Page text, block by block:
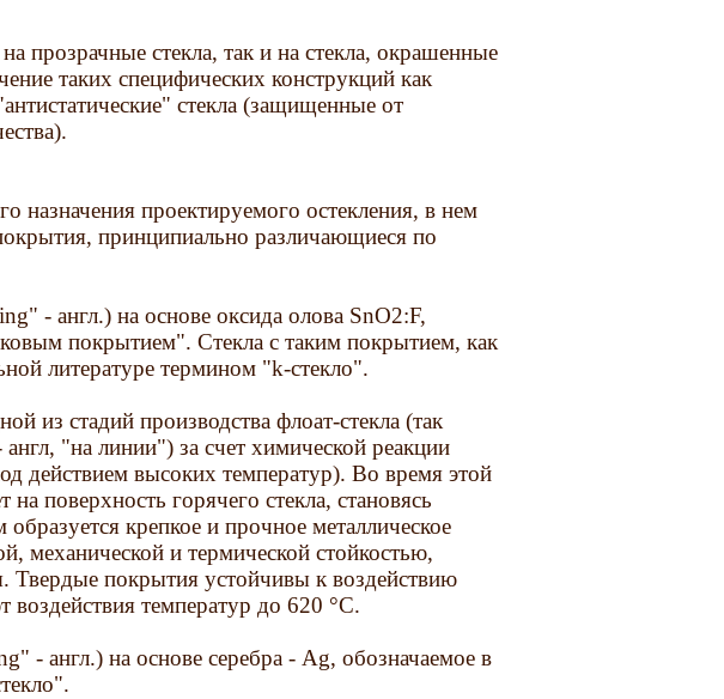
прозрачные стекла, так и на стекла, окрашенные
таких специфических конструкций как
стекла (защищенные от
назначения проектируемого остекления, в нем
принципиально различающиеся по
- англ.) на основе оксида олова SnO2:F,
покрытием". Стекла с таким покрытием, как
литературе термином "k-стекло".
из стадий производства флоат-стекла (так
"на линии") за счет химической реакции
действием высоких температур). Во время этой
на поверхность горячего стекла, становясь
крепкое и прочное металлическое
механической и термической стойкостью,
Твердые покрытия устойчивы к воздействию
температур до 620 °С.
- англ.) на основе серебра - Ag, обозначаемое в